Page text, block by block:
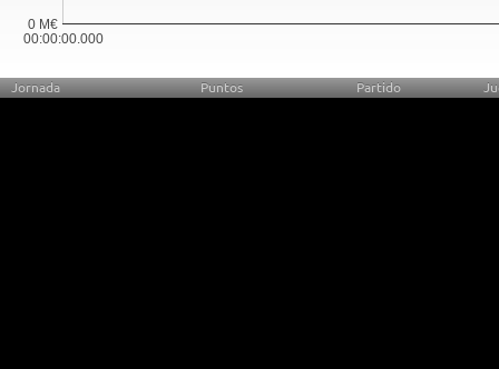
00:00:00.000
0 M€
Jornada Puntos Partido